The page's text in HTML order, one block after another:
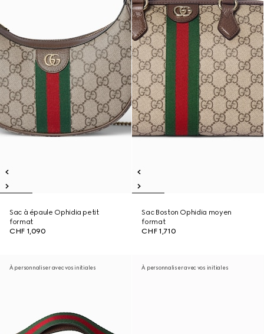
Sac à épaule Ophidia petit
format
CHF 1,090
Sac Boston Ophidia moyen
format
CHF 1,710
À personnaliser avec vos initiales À personnaliser avec vos initiales